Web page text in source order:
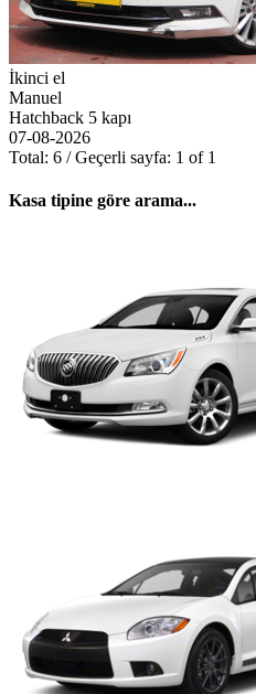
İkinci el
Manuel
Hatchback 5 kapı
07-08-2026
Total: 6 / Geçerli sayfa: 1 of 1
Kasa tipine göre arama...